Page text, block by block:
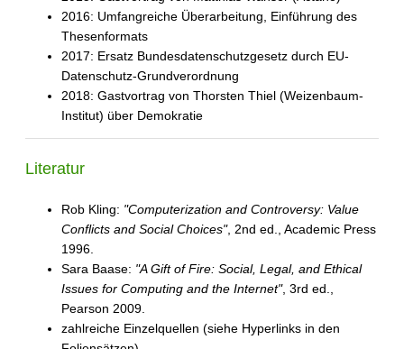
2016: Umfangreiche Überarbeitung, Einführung des
Thesenformats
2017: Ersatz Bundesdatenschutzgesetz durch EU-
Datenschutz-Grundverordnung
2018: Gastvortrag von Thorsten Thiel (Weizenbaum-
Institut) über Demokratie
Literatur
Rob Kling: "Computerization and Controversy: Value
Conflicts and Social Choices", 2nd ed., Academic Press
1996.
Sara Baase: "A Gift of Fire: Social, Legal, and Ethical
Issues for Computing and the Internet", 3rd ed.,
Pearson 2009.
zahlreiche Einzelquellen (siehe Hyperlinks in den